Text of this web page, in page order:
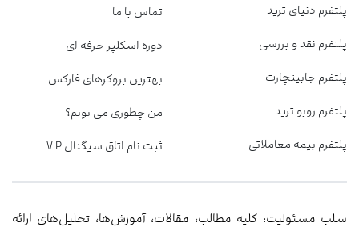
پلتفرم دنیای ترید
پلتفرم نقد و بررسی
پلتفرم جابینچارت
پلتفرم روبو ترید
پلتفرم بیمه معاملاتی
تماس با ما
دوره اسکلپر حرفه ای
بهترین بروکرهای فارکس
من چطوری می تونم؟
ثبت نام اتاق سیگنال ViP
سلب مسئولیت: کلیه مطالب، مقالات، آموزش‌ها، تحلیل‌های ارائه